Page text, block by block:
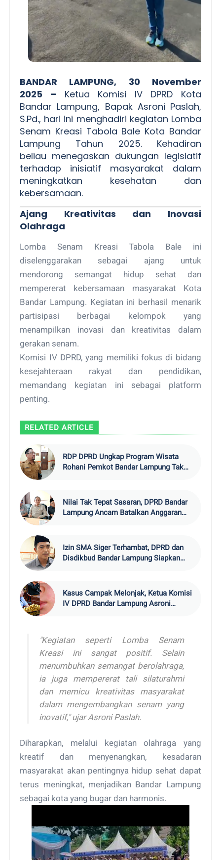
BANDAR LAMPUNG, 30 November
2025 – Ketua Komisi IV DPRD Kota
Bandar Lampung, Bapak Asroni Paslah,
S.Pd., hari ini menghadiri kegiatan Lomba
Senam Kreasi Tabola Bale Kota Bandar
Lampung Tahun 2025. Kehadiran
beliau menegaskan dukungan legislatif
terhadap inisiatif masyarakat dalam
meningkatkan kesehatan dan
kebersamaan.
Ajang Kreativitas dan Inovasi
Olahraga
Lomba Senam Kreasi Tabola Bale ini
diselenggarakan sebagai ajang untuk
mendorong semangat hidup sehat dan
mempererat kebersamaan masyarakat Kota
Bandar Lampung. Kegiatan ini berhasil menarik
partisipasi berbagai kelompok yang
menampilkan inovasi dan kreativitas dalam
gerakan senam.
Komisi IV DPRD, yang memiliki fokus di bidang
kesejahteraan rakyat dan pendidikan,
memandang kegiatan ini sebagai platform
penting.
RELATED ARTICLE
RDP DPRD Ungkap Program Wisata
Rohani Pemkot Bandar Lampung Tak
Nilai Tak Tepat Sasaran, DPRD Bandar
Lampung Ancam Batalkan Anggaran
Izin SMA Siger Terhambat, DPRD dan
Disdikbud Bandar Lampung Siapkan
Kasus Campak Melonjak, Ketua Komisi
IV DPRD Bandar Lampung Asroni
"Kegiatan seperti Lomba Senam
Kreasi ini sangat positif. Selain
menumbuhkan semangat berolahraga,
ia juga mempererat tali silaturahmi
dan memicu kreativitas masyarakat
dalam mengembangkan senam yang
inovatif," ujar Asroni Paslah.
Diharapkan, melalui kegiatan olahraga yang
kreatif dan menyenangkan, kesadaran
masyarakat akan pentingnya hidup sehat dapat
terus meningkat, menjadikan Bandar Lampung
sebagai kota yang bugar dan harmonis.